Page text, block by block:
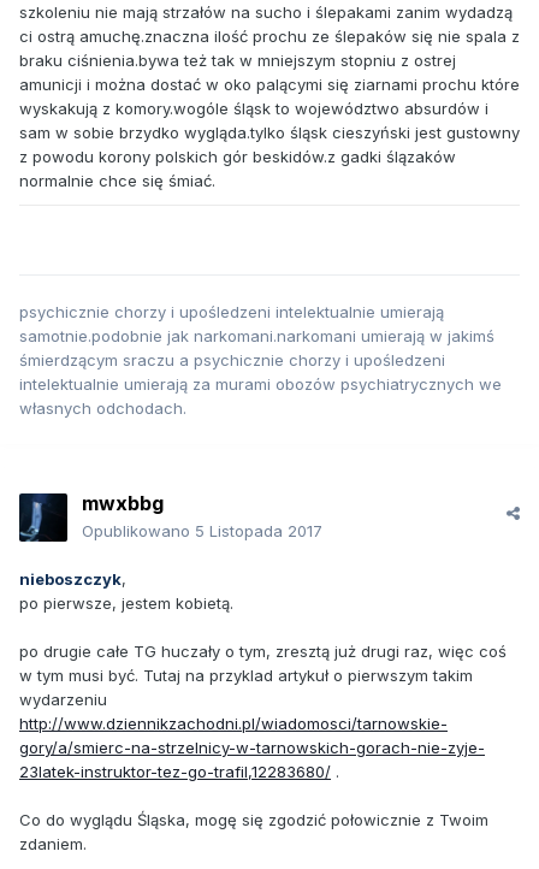
szkoleniu nie mają strzałów na sucho i ślepakami zanim wydadzą
ci ostrą amuchę.znaczna ilość prochu ze ślepaków się nie spala z
braku ciśnienia.bywa też tak w mniejszym stopniu z ostrej
amunicji i można dostać w oko palącymi się ziarnami prochu które
wyskakują z komory.wogóle śląsk to województwo absurdów i
sam w sobie brzydko wygląda.tylko śląsk cieszyński jest gustowny
z powodu korony polskich gór beskidów.z gadki ślązaków
normalnie chce się śmiać.
psychicznie chorzy i upośledzeni intelektualnie umierają
samotnie.podobnie jak narkomani.narkomani umierają w jakimś
śmierdzącym sraczu a psychicznie chorzy i upośledzeni
intelektualnie umierają za murami obozów psychiatrycznych we
własnych odchodach.
mwxbbg
Opublikowano 5 Listopada 2017
nieboszczyk,
po pierwsze, jestem kobietą.
po drugie całe TG huczały o tym, zresztą już drugi raz, więc coś
w tym musi być. Tutaj na przyklad artykuł o pierwszym takim
wydarzeniu
http://www.dziennikzachodni.pl/wiadomosci/tarnowskie-
gory/a/smierc-na-strzelnicy-w-tarnowskich-gorach-nie-zyje-
23latek-instruktor-tez-go-trafil,12283680/ .
Co do wyglądu Śląska, mogę się zgodzić połowicznie z Twoim
zdaniem.